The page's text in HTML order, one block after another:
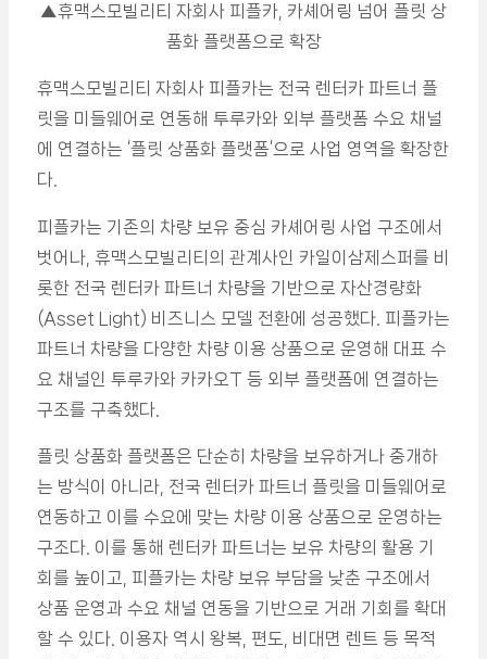
▲휴맥스모빌리티 자회사 피플카, 카셰어링 넘어 플릿 상
품화 플랫폼으로 확장
휴맥스모빌리티 자회사 피플카는 전국 렌터카 파트너 플
릿을 미들웨어로 연동해 투루카와 외부 플랫폼 수요 채널
에 연결하는 ‘플릿 상품화 플랫폼’으로 사업 영역을 확장한
다.
피플카는 기존의 차량 보유 중심 카셰어링 사업 구조에서
벗어나, 휴맥스모빌리티의 관계사인 카일이삼제스퍼를 비
롯한 전국 렌터카 파트너 차량을 기반으로 자산경량화
(Asset Light) 비즈니스 모델 전환에 성공했다. 피플카는
파트너 차량을 다양한 차량 이용 상품으로 운영해 대표 수
요 채널인 투루카와 카카오T 등 외부 플랫폼에 연결하는
구조를 구축했다.
플릿 상품화 플랫폼은 단순히 차량을 보유하거나 중개하
는 방식이 아니라, 전국 렌터카 파트너 플릿을 미들웨어로
연동하고 이를 수요에 맞는 차량 이용 상품으로 운영하는
구조다. 이를 통해 렌터카 파트너는 보유 차량의 활용 기
회를 높이고, 피플카는 차량 보유 부담을 낮춘 구조에서
상품 운영과 수요 채널 연동을 기반으로 거래 기회를 확대
할 수 있다. 이용자 역시 왕복, 편도, 비대면 렌트 등 목적